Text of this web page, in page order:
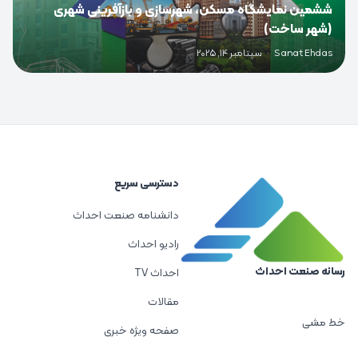
ششمین نمایشگاه مسکن، شهرسازی و بازآفرینی شهری
(شهر ساخت)
Sanat Ehdas
· سپتامبر 14, 2025
رسانه صنعت احداث
خط مشی
دسترسی سریع
دانشنامه صنعت احداث
رادیو احداث
احداث TV
مقالات
صفحه ویژه خبری